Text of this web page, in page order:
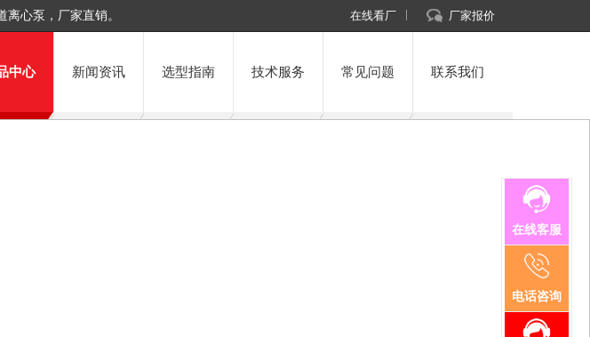
心泵，厂家直销。 在线看厂 厂家报价
中心 新闻资讯 选型指南 技术服务 常见问题 联系我们
在线客服
电话咨询